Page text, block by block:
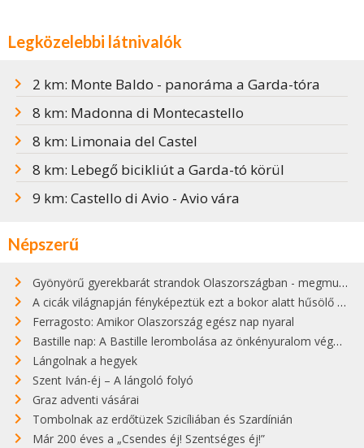
Legközelebbi látnivalók
2 km: Monte Baldo - panoráma a Garda-tóra
8 km: Madonna di Montecastello
8 km: Limonaia del Castel
8 km: Lebegő bicikliút a Garda-tó körül
9 km: Castello di Avio - Avio vára
Népszerű
Gyönyörű gyerekbarát strandok Olaszországban - megmutatjuk a 15 legjobbat
A cicák világnapján fényképeztük ezt a bokor alatt hűsölő cicát Kisorosziban
Ferragosto: Amikor Olaszország egész nap nyaral
Bastille nap: A Bastille lerombolása az önkényuralom végét jelentette
Lángolnak a hegyek
Szent Iván-éj – A lángoló folyó
Graz adventi vásárai
Tombolnak az erdőtüzek Szicíliában és Szardínián
Már 200 éves a „Csendes éj! Szentséges éj!”